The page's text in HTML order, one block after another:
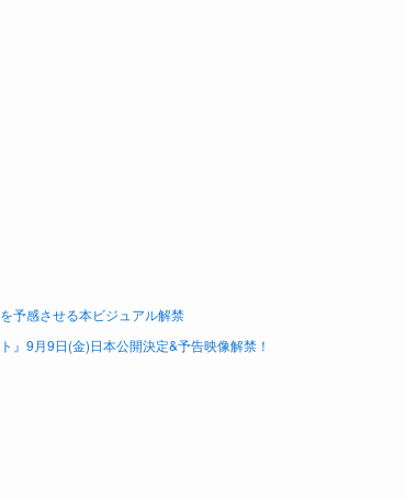
予感させる本ビジュアル解禁
』9月9日(金)日本公開決定&予告映像解禁！